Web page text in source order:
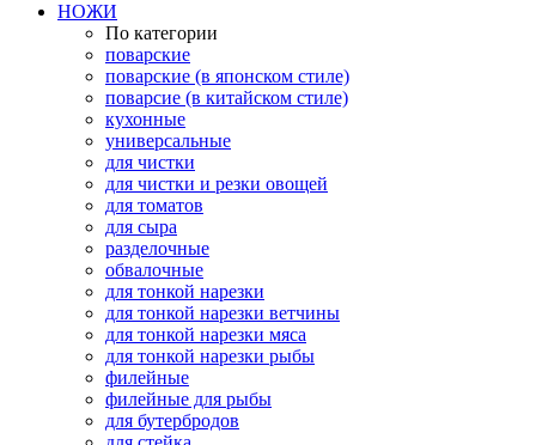
НОЖИ
По категории
поварские
поварские (в японском стиле)
поварсие (в китайском стиле)
кухонные
универсальные
для чистки
для чистки и резки овощей
для томатов
для сыра
разделочные
обвалочные
для тонкой нарезки
для тонкой нарезки ветчины
для тонкой нарезки мяса
для тонкой нарезки рыбы
филейные
филейные для рыбы
для бутербродов